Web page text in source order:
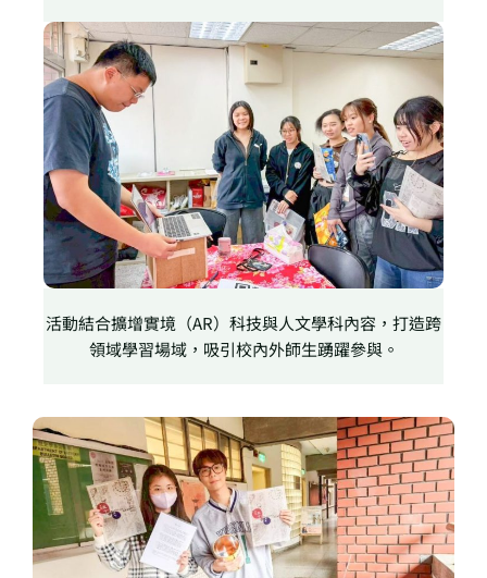
活動結合擴增實境（AR）科技與人文學科內容，打造跨
領域學習場域，吸引校內外師生踴躍參與。